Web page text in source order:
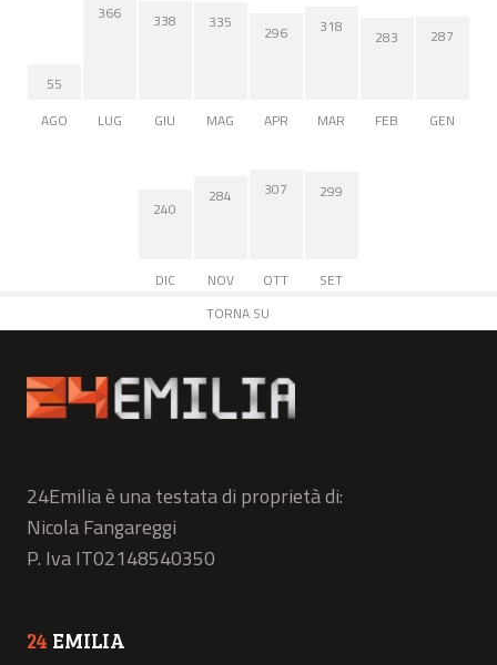
55
AGO
366
LUG
338
GIU
335
MAG
296
APR
318
MAR
283
FEB
287
GEN
240
DIC
284
NOV
307
OTT
299
SET
TORNA SU
24Emilia è una testata di proprietà di:
Nicola Fangareggi
P. Iva IT02148540350
24 EMILIA